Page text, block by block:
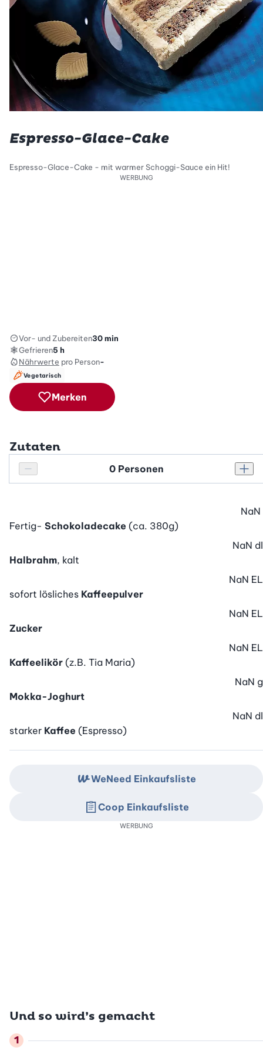
Espresso-Glace-Cake
Espresso-Glace-Cake - mit warmer Schoggi-Sauce ein Hit!
WERBUNG
Vor- und Zubereiten30 min
Gefrieren5 h
Nährwerte pro Person-
Vegetarisch
Merken
Zutaten
Personenanzahl verringern
Personenanzahl
Fertig- Schokoladecake (ca. 380g)
NaN
Halbrahm, kalt
NaN dl
sofort lösliches Kaffeepulver
NaN EL
Zucker
NaN EL
Kaffeelikör (z.B. Tia Maria)
NaN EL
Mokka-Joghurt
NaN g
starker Kaffee (Espresso)
NaN dl
Und so wird’s gemacht
WeNeed Einkaufsliste
Coop Einkaufsliste
WERBUNG